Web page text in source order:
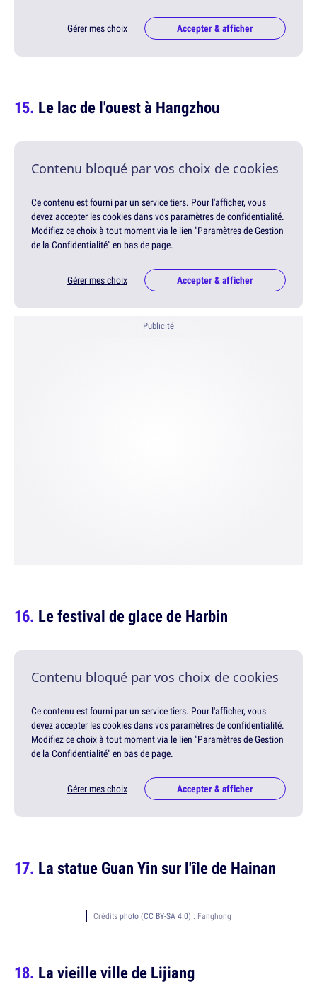
Gérer mes choix Accepter & afficher
Le lac de l'ouest à Hangzhou
Contenu bloqué par vos choix de cookies
Ce contenu est fourni par un service tiers. Pour l'afficher, vous
devez accepter les cookies dans vos paramètres de confidentialité.
Modifiez ce choix à tout moment via le lien "Paramètres de Gestion
de la Confidentialité" en bas de page.
Gérer mes choix Accepter & afficher
Publicité
Le festival de glace de Harbin
Contenu bloqué par vos choix de cookies
Ce contenu est fourni par un service tiers. Pour l'afficher, vous
devez accepter les cookies dans vos paramètres de confidentialité.
Modifiez ce choix à tout moment via le lien "Paramètres de Gestion
de la Confidentialité" en bas de page.
Gérer mes choix Accepter & afficher
La statue Guan Yin sur l'île de Hainan
Crédits photo(CC BY-SA 4.0) : Fanghong
La vieille ville de Lijiang